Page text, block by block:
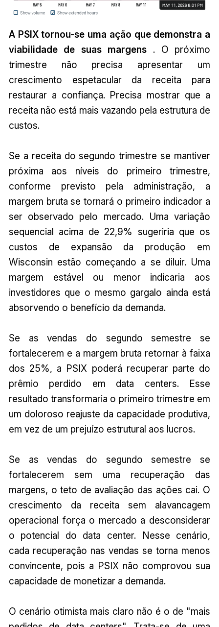
A PSIX tornou-se uma ação que demonstra a
viabilidade de suas margens . O próximo
trimestre não precisa apresentar um
crescimento espetacular da receita para
restaurar a confiança. Precisa mostrar que a
receita não está mais vazando pela estrutura de
custos.
Se a receita do segundo trimestre se mantiver
próxima aos níveis do primeiro trimestre,
conforme previsto pela administração, a
margem bruta se tornará o primeiro indicador a
ser observado pelo mercado. Uma variação
sequencial acima de 22,9% sugeriria que os
custos de expansão da produção em
Wisconsin estão começando a se diluir. Uma
margem estável ou menor indicaria aos
investidores que o mesmo gargalo ainda está
absorvendo o benefício da demanda.
Se as vendas do segundo semestre se
fortalecerem e a margem bruta retornar à faixa
dos 25%, a PSIX poderá recuperar parte do
prêmio perdido em data centers. Esse
resultado transformaria o primeiro trimestre em
um doloroso reajuste da capacidade produtiva,
em vez de um prejuízo estrutural aos lucros.
Se as vendas do segundo semestre se
fortalecerem sem uma recuperação das
margens, o teto de avaliação das ações cai. O
crescimento da receita sem alavancagem
operacional força o mercado a desconsiderar
o potencial do data center. Nesse cenário,
cada recuperação nas vendas se torna menos
convincente, pois a PSIX não comprovou sua
capacidade de monetizar a demanda.
O cenário otimista mais claro não é o de "mais